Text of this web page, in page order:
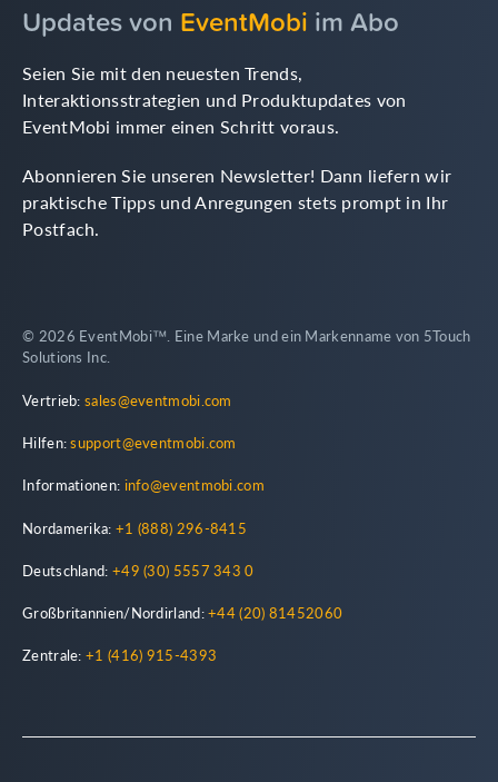
Updates von EventMobi im Abo
Seien Sie mit den neuesten Trends,
Interaktionsstrategien und Produktupdates von
EventMobi immer einen Schritt voraus.
Abonnieren Sie unseren Newsletter! Dann liefern wir
praktische Tipps und Anregungen stets prompt in Ihr
Postfach.
© 2026 EventMobi™. Eine Marke und ein Markenname von 5Touch
Solutions Inc.
Vertrieb: sales@eventmobi.com
Hilfen:support@eventmobi.com
Informationen: info@eventmobi.com
Nordamerika: +1 (888) 296-8415
Deutschland: +49 (30) 5557 343 0
Großbritannien/Nordirland:+44 (20) 81452060
Zentrale: +1 (416) 915-4393